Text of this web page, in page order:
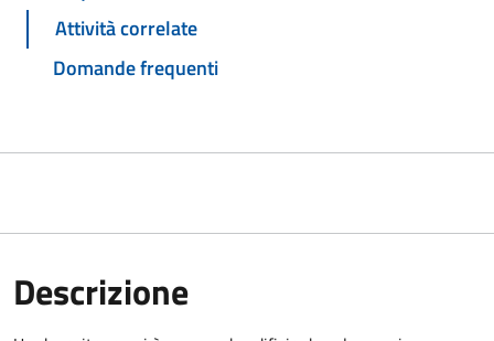
Attività correlate
Domande frequenti
Descrizione